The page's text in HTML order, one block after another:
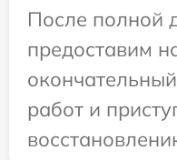
После полной
предоставим
работ и